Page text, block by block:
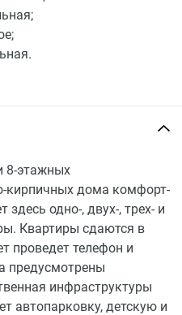
8-этажных
кирпичных дома комфорт-
одно-, двух-, трех- и
Квартиры сдаются в
проведет телефон и
предусмотрены
инфраструктуры
автопарковку, детскую и